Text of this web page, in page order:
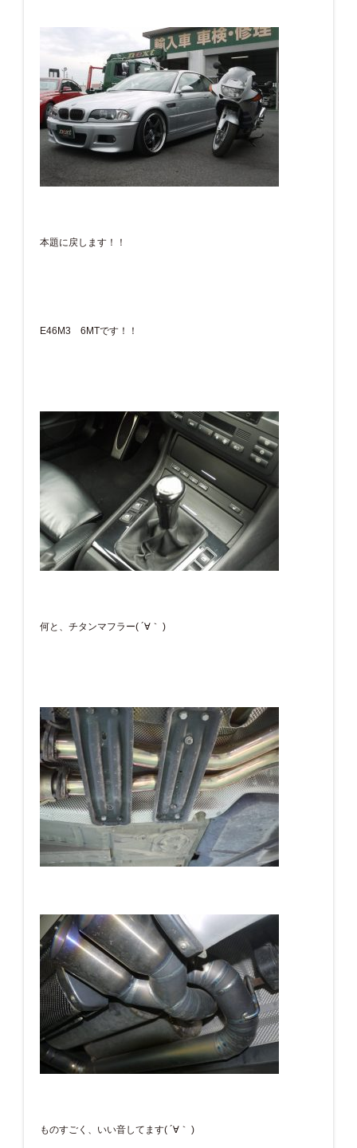
本題に戻します！！
E46M3 6MTです！！
何と、チタンマフラー( ´∀｀ )
ものすごく、いい音してます( ´∀｀ )